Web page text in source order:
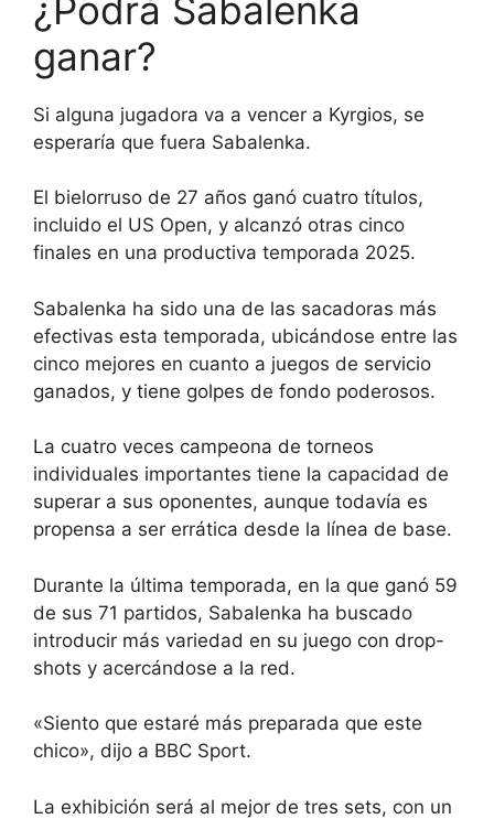
¿Podrá Sabalenka
ganar?
Si alguna jugadora va a vencer a Kyrgios, se
esperaría que fuera Sabalenka.
El bielorruso de 27 años ganó cuatro títulos,
incluido el US Open, y alcanzó otras cinco
finales en una productiva temporada 2025.
Sabalenka ha sido una de las sacadoras más
efectivas esta temporada, ubicándose entre las
cinco mejores en cuanto a juegos de servicio
ganados, y tiene golpes de fondo poderosos.
La cuatro veces campeona de torneos
individuales importantes tiene la capacidad de
superar a sus oponentes, aunque todavía es
propensa a ser errática desde la línea de base.
Durante la última temporada, en la que ganó 59
de sus 71 partidos, Sabalenka ha buscado
introducir más variedad en su juego con drop-
shots y acercándose a la red.
«Siento que estaré más preparada que este
chico», dijo a BBC Sport.
La exhibición será al mejor de tres sets, con un